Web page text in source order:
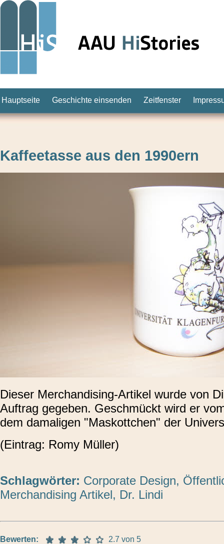
Hauptseite Geschichte einsenden Zeitfenster
Kaffeetasse aus den 1990ern
Dieser Merchandising-Artikel wurde von
Auftrag gegeben. Geschmückt wird er
dem damaligen "Maskottchen" der
(Eintrag: Romy Müller)
Schlagwörter: Corporate Design,
Merchandising Artikel, Dr. Lindi
Bewerten: 2.7 von 5